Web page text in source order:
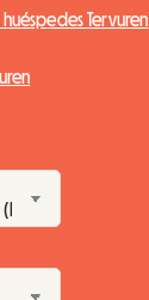
Tervuren